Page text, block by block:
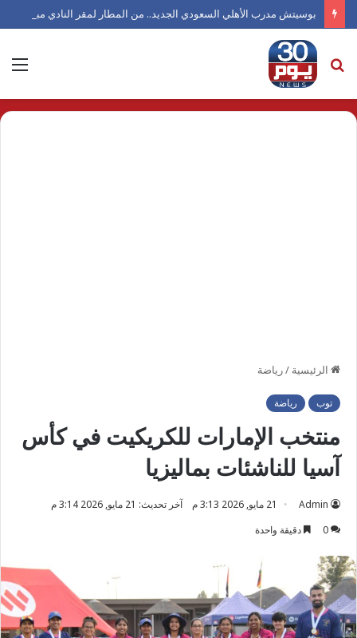
بحث
عن
الرئيسية /رياضة
توب رياضة
منتخب الإمارات للكريكيت في كأس
آسيا للناشئات بماليزيا
Admin 21 مايو, 2026 3:13 م
آخر تحديث: 21 مايو, 2026 3:14 م
0
دقيقة واحدة